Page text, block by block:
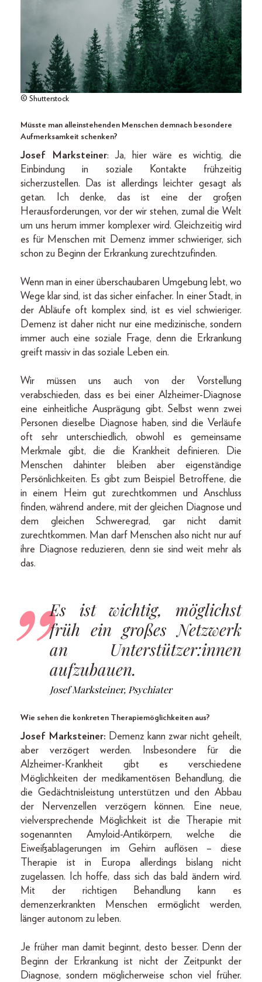
© Shutterstock
Müsste man alleinstehenden Menschen demnach besondere
Aufmerksamkeit schenken?
Josef Marksteiner: Ja, hier wäre es wichtig, die
Einbindung in soziale Kontakte frühzeitig
sicherzustellen. Das ist allerdings leichter gesagt als
getan. Ich denke, das ist eine der großen
Herausforderungen, vor der wir stehen, zumal die Welt
um uns herum immer komplexer wird. Gleichzeitig wird
es für Menschen mit Demenz immer schwieriger, sich
schon zu Beginn der Erkrankung zurechtzufinden.
Wenn man in einer überschaubaren Umgebung lebt, wo
Wege klar sind, ist das sicher einfacher. In einer Stadt, in
der Abläufe oft komplex sind, ist es viel schwieriger.
Demenz ist daher nicht nur eine medizinische, sondern
immer auch eine soziale Frage, denn die Erkrankung
greift massiv in das soziale Leben ein.
Wir müssen uns auch von der Vorstellung
verabschieden, dass es bei einer Alzheimer-Diagnose
eine einheitliche Ausprägung gibt. Selbst wenn zwei
Personen dieselbe Diagnose haben, sind die Verläufe
oft sehr unterschiedlich, obwohl es gemeinsame
Merkmale gibt, die die Krankheit definieren. Die
Menschen dahinter bleiben aber eigenständige
Persönlichkeiten. Es gibt zum Beispiel Betroffene, die
in einem Heim gut zurechtkommen und Anschluss
finden, während andere, mit der gleichen Diagnose und
dem gleichen Schweregrad, gar nicht damit
zurechtkommen. Man darf Menschen also nicht nur auf
ihre Diagnose reduzieren, denn sie sind weit mehr als
das.
Es ist wichtig, möglichst
früh ein großes Netzwerk
an Unterstützer:innen
aufzubauen.
Josef Marksteiner, Psychiater
Wie sehen die konkreten Therapiemöglichkeiten aus?
Josef Marksteiner: Demenz kann zwar nicht geheilt,
aber verzögert werden. Insbesondere für die
Alzheimer-Krankheit gibt es verschiedene
Möglichkeiten der medikamentösen Behandlung, die
die Gedächtnisleistung unterstützen und den Abbau
der Nervenzellen verzögern können. Eine neue,
vielversprechende Möglichkeit ist die Therapie mit
sogenannten Amyloid-Antikörpern, welche die
Eiweißablagerungen im Gehirn auflösen – diese
Therapie ist in Europa allerdings bislang nicht
zugelassen. Ich hoffe, dass sich das bald ändern wird.
Mit der richtigen Behandlung kann es
demenzerkrankten Menschen ermöglicht werden,
länger autonom zu leben.
Je früher man damit beginnt, desto besser. Denn der
Beginn der Erkrankung ist nicht der Zeitpunkt der
Diagnose, sondern möglicherweise schon viel früher.